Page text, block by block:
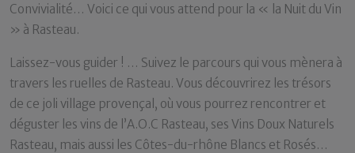
Convivialité… Voici ce qui vous attend pour la « la Nuit du Vin
» à Rasteau.
Laissez-vous guider ! … Suivez le parcours qui vous mènera à
travers les ruelles de Rasteau. Vous découvrirez les trésors
de ce joli village provençal, où vous pourrez rencontrer et
déguster les vins de l’A.O.C Rasteau, ses Vins Doux Naturels
Rasteau, mais aussi les Côtes-du-rhône Blancs et Rosés…